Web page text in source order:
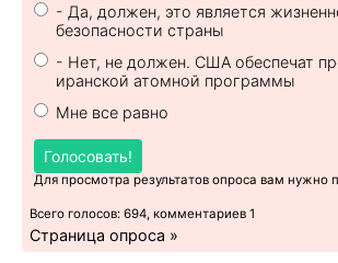
- Да, должен, это является
безопасности страны
- Нет, не должен. США обеспечат
иранской атомной программы
Мне все равно
Голосовать!
Для просмотра результатов опроса вам нужно
Всего голосов: 694, комментариев 1
Страница опроса »